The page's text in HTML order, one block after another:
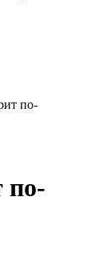
по-
по-